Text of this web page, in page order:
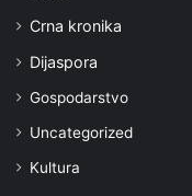
Crna kronika
Dijaspora
Gospodarstvo
Uncategorized
Kultura